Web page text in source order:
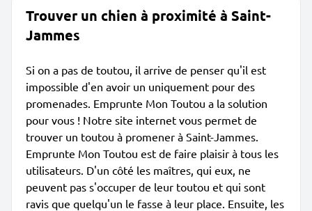
Trouver un chien à proximité à Saint-
Jammes
Si on a pas de toutou, il arrive de penser qu'il est
impossible d'en avoir un uniquement pour des
promenades. Emprunte Mon Toutou a la solution
pour vous ! Notre site internet vous permet de
trouver un toutou à promener à Saint-Jammes.
Emprunte Mon Toutou est de faire plaisir à tous les
utilisateurs. D'un côté les maîtres, qui eux, ne
peuvent pas s'occuper de leur toutou et qui sont
ravis que quelqu'un le fasse à leur place. Ensuite, les